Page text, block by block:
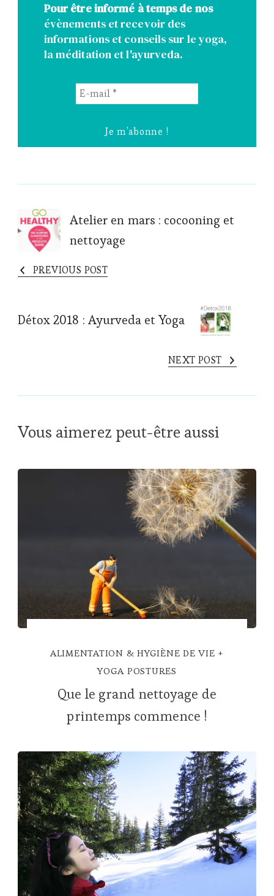
Pour être informé à temps de nos
évènements et recevoir des
informations et conseils sur le yoga,
la méditation et l'ayurveda.
*
Post
Navigation
Atelier en mars : cocooning et
nettoyage
PREVIOUS POST
Détox 2018 : Ayurveda et Yoga
NEXT POST
Vous aimerez peut-être aussi
ALIMENTATION & HYGIÈNE DE VIE
YOGA POSTURES
Que le grand nettoyage de
printemps commence !